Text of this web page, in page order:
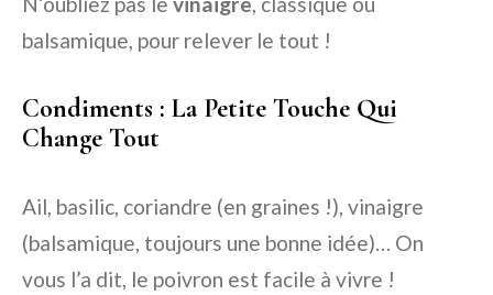
balsamique, pour relever le tout !
Condiments : La Petite Touche Qui
Change Tout
Ail, basilic, coriandre (en graines !), vinaigre
(balsamique, toujours une bonne idée)… On
vous l’a dit, le poivron est facile à vivre !